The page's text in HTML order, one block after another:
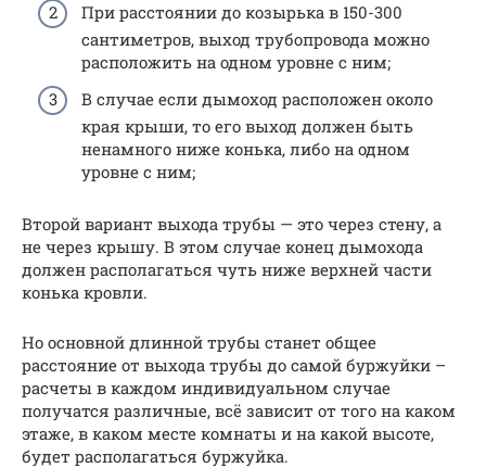
При расстоянии до козырька в 150-300
сантиметров, выход трубопровода можно
расположить на одном уровне с ним;
В случае если дымоход расположен около
края крыши, то его выход должен быть
ненамного ниже конька, либо на одном
уровне с ним;
Второй вариант выхода трубы — это через стену, а
не через крышу. В этом случае конец дымохода
должен располагаться чуть ниже верхней части
конька кровли.
Но основной длинной трубы станет общее
расстояние от выхода трубы до самой буржуйки –
расчеты в каждом индивидуальном случае
получатся различные, всё зависит от того на каком
этаже, в каком месте комнаты и на какой высоте,
будет располагаться буржуйка.